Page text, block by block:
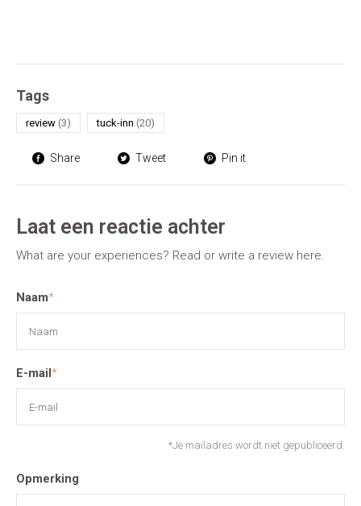
Tags
review (3) tuck-inn (20)
Share Tweet Pin it
Laat een reactie achter
What are your experiences? Read or write a review here.
Naam*
E-mail *
*Je mailadres wordt niet gepubliceerd.
Opmerking